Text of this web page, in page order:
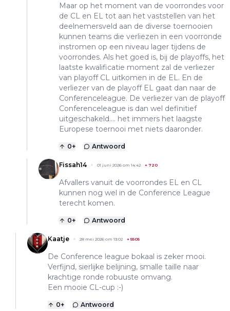
Maar op het moment van de voorrondes voor
de CL en EL tot aan het vaststellen van het
deelnemersveld aan de diverse toernooien
kunnen teams die verliezen in een voorronde
instromen op een niveau lager tijdens de
voorrondes. Als het goed is, bij de playoffs, het
laatste kwalificatie moment zal de verliezer
van playoff CL uitkomen in de EL. En de
verliezer van de playoff EL gaat dan naar de
Conferenceleague. De verliezer van de playoff
Conferenceleague is dan wel definitief
uitgeschakeld.... het immers het laagste
Europese toernooi met niets daaronder.
0+ Antwoord
Fissah14 01 juni 2026 om 14:42 + 720
Afvallers vanuit de voorrondes EL en CL
kunnen nog wel in de Conference League
terecht komen.
0+ Antwoord
Kaatje 28 mei 2026 om 13:02 + 5505
De Conference league bokaal is zeker mooi.
Verfijnd, sierlijke belijning, smalle taille naar
krachtige ronde robuuste omvang.
Een mooie CL-cup :-)
0+ Antwoord